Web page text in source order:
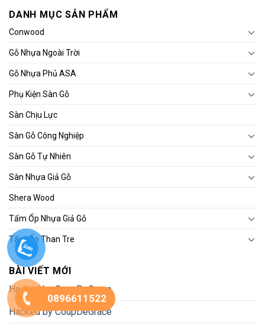
DANH MỤC SẢN PHẨM
Conwood
Gỗ Nhựa Ngoài Trời
Gỗ Nhựa Phủ ASA
Phụ Kiện Sàn Gỗ
Sàn Chịu Lực
Sàn Gỗ Công Nghiệp
Sàn Gỗ Tự Nhiên
Sàn Nhựa Giả Gỗ
Shera Wood
Tấm Ốp Nhựa Giả Gỗ
Tấm Ốp Than Tre
BÀI VIẾT MỚI
Hacked by CoupDeGrace
Hacked by CoupDeGrace
0896611522